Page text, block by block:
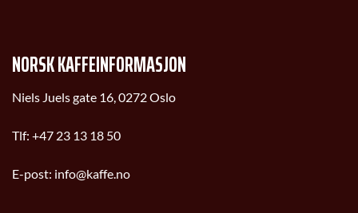
NORSK KAFFEINFORMASJON
Niels Juels gate 16, 0272 Oslo
Tlf: +47 23 13 18 50
E-post: info@kaffe.no